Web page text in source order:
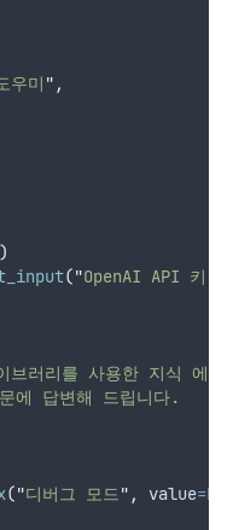
우미 " ,
)
("OpenAI API 키
러리를 사용한 지식 에이
에 답변해 드립니다.
("디버그 모드" , value